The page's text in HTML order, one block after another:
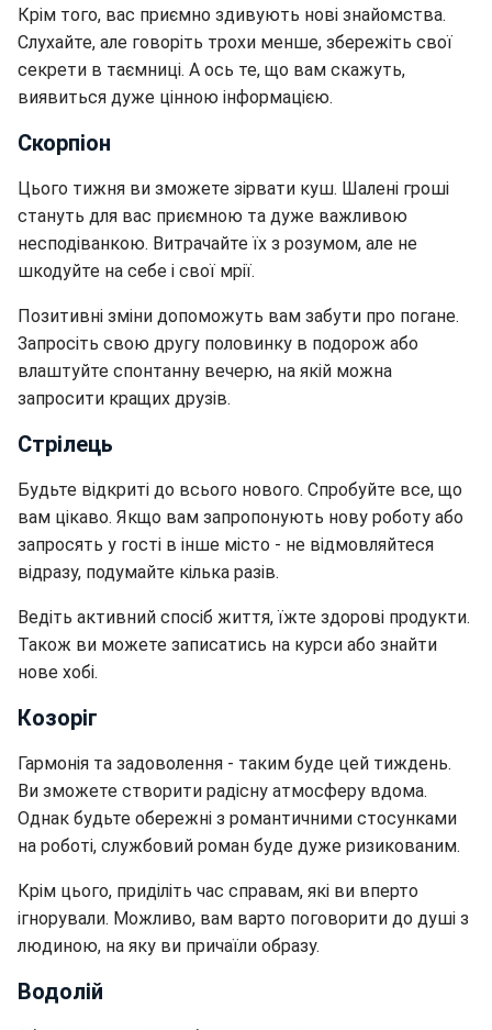
Крім того, вас приємно здивують нові знайомства.
Слухайте, але говоріть трохи менше, збережіть свої
секрети в таємниці. А ось те, що вам скажуть,
виявиться дуже цінною інформацією.
Скорпіон
Цього тижня ви зможете зірвати куш. Шалені гроші
стануть для вас приємною та дуже важливою
несподіванкою. Витрачайте їх з розумом, але не
шкодуйте на себе і свої мрії.
Позитивні зміни допоможуть вам забути про погане.
Запросіть свою другу половинку в подорож або
влаштуйте спонтанну вечерю, на якій можна
запросити кращих друзів.
Стрілець
Будьте відкриті до всього нового. Спробуйте все, що
вам цікаво. Якщо вам запропонують нову роботу або
запросять у гості в інше місто - не відмовляйтеся
відразу, подумайте кілька разів.
Ведіть активний спосіб життя, їжте здорові продукти.
Також ви можете записатись на курси або знайти
нове хобі.
Козоріг
Гармонія та задоволення - таким буде цей тиждень.
Ви зможете створити радісну атмосферу вдома.
Однак будьте обережні з романтичними стосунками
на роботі, службовий роман буде дуже ризикованим.
Крім цього, приділіть час справам, які ви вперто
ігнорували. Можливо, вам варто поговорити до душі з
людиною, на яку ви причаїли образу.
Водолій